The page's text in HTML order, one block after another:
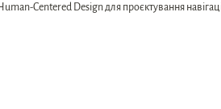
Centered Design для проєктування